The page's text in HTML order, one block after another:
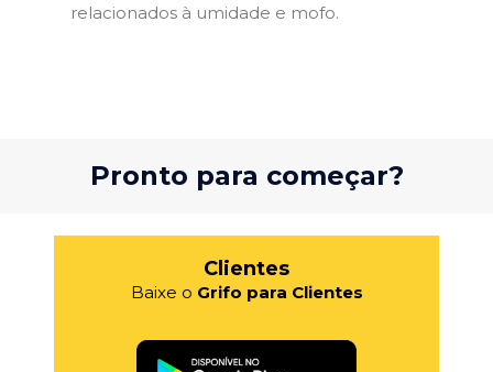
relacionados à umidade e mofo.
Pronto para começar?
Clientes
Baixe o Grifo para Clientes